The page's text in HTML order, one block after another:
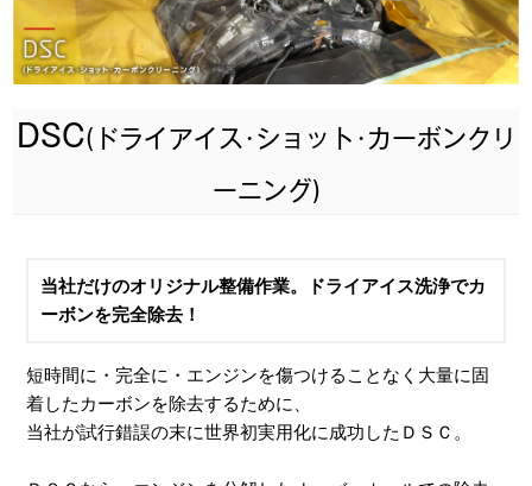
DSC(ドライアイス･ショット･カーボンクリ
ーニング)
当社だけのオリジナル整備作業。ドライアイス洗浄でカ
ーボンを完全除去！
短時間に・完全に・エンジンを傷つけることなく大量に固
着したカーボンを除去するために、
当社が試行錯誤の末に世界初実用化に成功したＤＳＣ。